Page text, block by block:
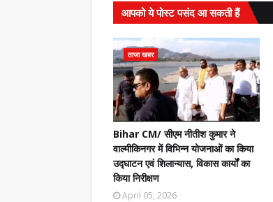
आपको ये पोस्ट पसंद आ सकती हैं
ताजा खबर
Bihar CM/ सीएम नीतीश कुमार ने
वाल्मीकिनगर में विभिन्न योजनाओं का किया
उद्घाटन एवं शिलान्यास, विकास कार्यों का
किया निरीक्षण
April 05, 2026